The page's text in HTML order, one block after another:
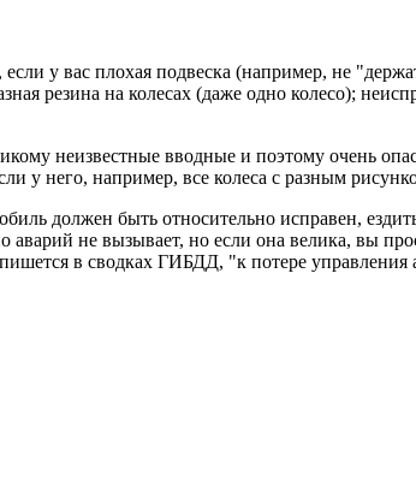
у вас плохая подвеска (например, не
резина на колесах (даже одно колесо);
неизвестные вводные и поэтому очень
у него, например, все колеса с разным
должен быть относительно исправен,
не вызывает, но если она велика, вы
в сводках ГИБДД, "к потере управления